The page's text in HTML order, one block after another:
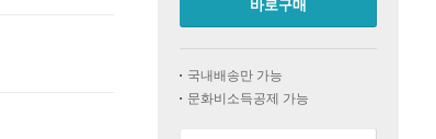
바로구매
국내배송만 가능
문화비소득공제 가능